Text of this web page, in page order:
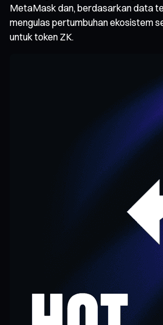
MetaMask dan, berdasarkan data
mengulas pertumbuhan ekosistem
untuk token ZK.